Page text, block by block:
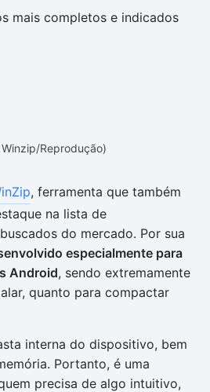
mais completos e indicados
Winzip/Reprodução)
, ferramenta que também
na lista de
do mercado. Por sua
especialmente para
Android, sendo extremamente
quanto para compactar
interna do dispositivo, bem
Portanto, é uma
precisa de algo intuitivo,